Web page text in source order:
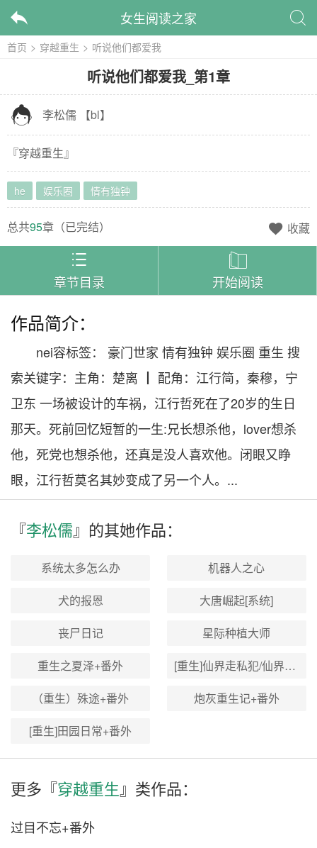
 女生阅读之家 
首页 > 穿越重生 > 听说他们都爱我
听说他们都爱我 第1章
 李松儒 【bl】
『穿越重生』
he 娱乐圈 情有独钟
总共95章（已完结）  收藏

章节目录

开始阅读
作品简介：
nei容标签： 豪门世家 情有独钟 娱乐圈 重生 搜
索关键字：主角：楚离 ┃ 配角：江行简，秦穆，宁
卫东 一场被设计的车祸，江行哲死在了20岁的生日
那天。死前回忆短暂的一生:兄长想杀他，lover想杀
他，死党也想杀他，还真是没人喜欢他。闭眼又睁
眼，江行哲莫名其妙变成了另一个人。...
『李松儒』的其她作品：
系统太多怎么办
机器人之心
犬的报恩
大唐崛起[系统]
丧尸日记
星际种植大师
重生之夏泽+番外
[重生]仙界走私犯/仙界贸易商人+番外
（重生）殊途+番外
炮灰重生记+番外
[重生]田园日常+番外
更多『穿越重生 』类作品：
过目不忘+番外